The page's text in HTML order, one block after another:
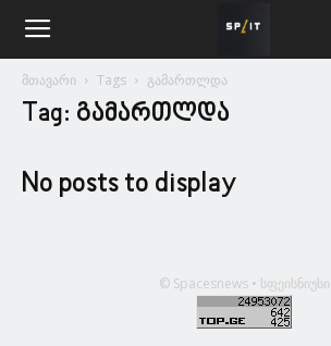
მთავარი Tags გამართლდა
Tag: გამართლდა
No posts to display
© Spacesnews • სფეისნიუსი